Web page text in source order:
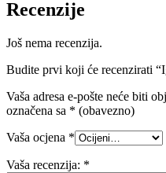
Recenzije
Još nema recenzija.
Budite prvi koji će recenzirati
Vaša adresa e-pošte neće biti
označena sa * (obavezno)
Vaša ocjena *
Vaša recenzija: *